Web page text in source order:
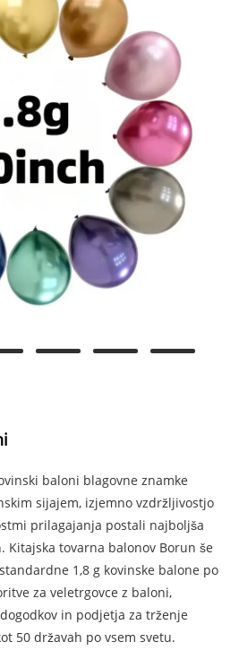
baloni blagovne znamke
sijajem, izjemno vzdržljivostjo
prilagajanja postali najboljša
Kitajska tovarna balonov Borun še
1,8 g kovinske balone po
za veletrgovce z baloni,
in podjetja za trženje
50 državah po vsem svetu.